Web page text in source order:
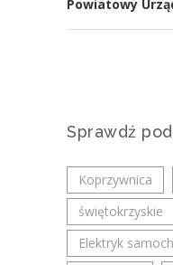
Powiatowy
Sprawdź
Koprzywnica
świętokrzyskie
Elektryk